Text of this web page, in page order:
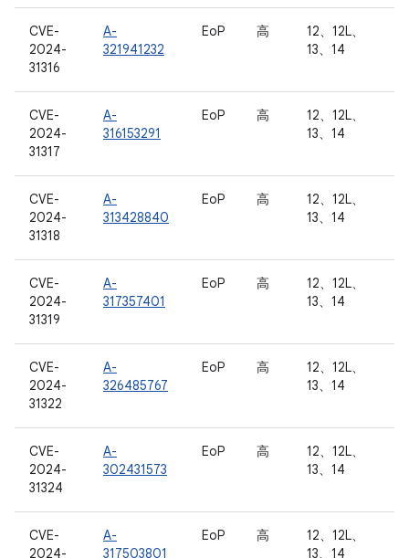
CVE-
2024-
31316
A-
321941232
EoP 高
12、12L、
13、14
CVE-
2024-
31317
A-
316153291
EoP 高
12、12L、
13、14
CVE-
2024-
31318
A-
313428840
EoP 高
12、12L、
13、14
CVE-
2024-
31319
A-
317357401
EoP 高
12、12L、
13、14
CVE-
2024-
31322
A-
326485767
EoP 高
12、12L、
13、14
CVE-
2024-
31324
A-
302431573
EoP 高
12、12L、
13、14
CVE-
2024-
A-
317503801
EoP 高
12、12L、
13、14